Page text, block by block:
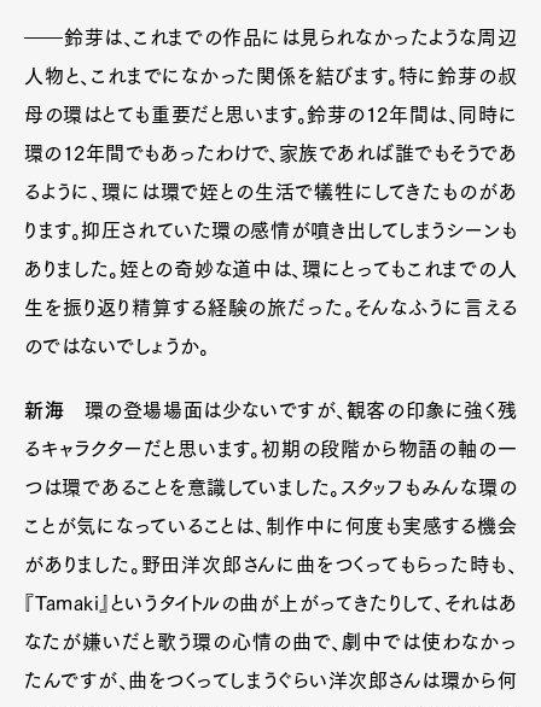
――鈴芽は、これまでの作品には見られなかったような周辺
人物と、これまでになかった関係を結びます。特に鈴芽の叔
母の環はとても重要だと思います。鈴芽の12年間は、同時に
環の12年間でもあったわけで、家族であれば誰でもそうであ
るように、環には環で姪との生活で犠牲にしてきたものがあ
ります。抑圧されていた環の感情が噴き出してしまうシーンも
ありました。姪との奇妙な道中は、環にとってもこれまでの人
生を振り返り精算する経験の旅だった。そんなふうに言える
のではないでしょうか。
新海 環の登場場面は少ないですが、観客の印象に強く残
るキャラクターだと思います。初期の段階から物語の軸の一
つは環であることを意識していました。スタッフもみんな環の
ことが気になっていることは、制作中に何度も実感する機会
がありました。野田洋次郎さんに曲をつくってもらった時も、
『Tamaki』というタイトルの曲が上がってきたりして、それはあ
なたが嫌いだと歌う環の心情の曲で、劇中では使わなかっ
たんですが、曲をつくってしまうぐらい洋次郎さんは環から何